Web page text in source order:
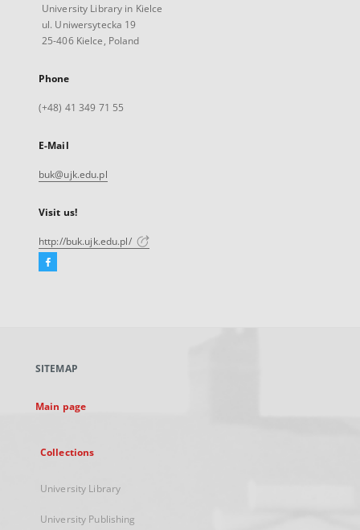
University Library in Kielce
ul. Uniwersytecka 19
25-406 Kielce, Poland
Phone
(+48) 41 349 71 55
E-Mail
buk@ujk.edu.pl
Visit us!
http://buk.ujk.edu.pl/
Facebook
new
SITEMAP
Main page
Collections
University Library
University Publishing